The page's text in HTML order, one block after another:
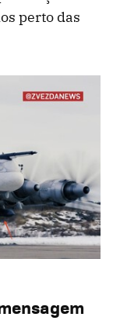
perto das